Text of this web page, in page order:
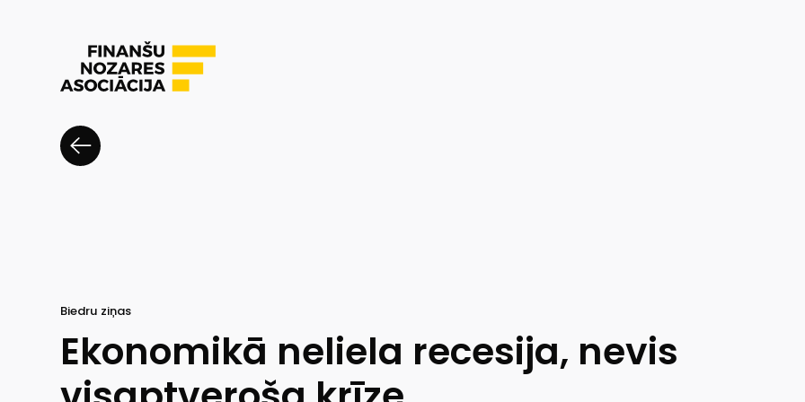
Biedru ziņas
Ekonomikā neliela recesija, nevis